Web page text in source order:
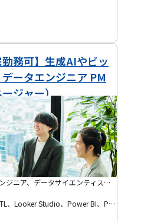
勤務可】生成AIやビッ
ータエンジニア PM
ジャー）
データアナリスト、データエンジニア、データサイエンティスト、バックエンドエンジニア、フロントエンドエンジニア、AI・機械学習エンジニア、ITコンサルタント、プログラマー(PG)、プロジェクトマネージャー(PM)、システムエンジニア(SE)、インフラエンジニア、クラウドエンジニア、プロジェクトリーダー(PL)
AWS、Azure、Databricks、ETL、Looker Studio、Power BI、Python、Snowflake、Tableau、Ansible、AWS Amplify、AWS CloudFormation、AWS CloudWatch、AWS Cognito、AWS DynamoDB、AWS EC2、AWS ECS、AWS EKS、AWS Elasticsearch、AWS Glue、AWS IAM、AWS Kinesis、AWS Lambda、AWS RDS、AWS Redshift、AWS S3、AWS SNS、AWS SQS、AWS Step Functions、Azure Active Directory(Azure AD)、Azure App Services、Azure Architecture Center、Azure Blob Storage、Azure Cognitive Services、Azure Cosmos DB、Azure Data Factory、Azure DevOps、Azure Disk Storage、Azure Event Hubs、Azure Functions、Azure Kubernetes Service、Azure Logic Apps、Azure Monitor、Azure Policy、Azure Service Bus、Azure SQL Database、Azure Synapse Analytics、Azure Virtual Machines、Domo、MotionBoard Cloud、Qlik Sense、保守・運用、基本設計、システム方式設計、要件定義、詳細設計、ウォーターフォール開発、アジャイル開発、開発製造